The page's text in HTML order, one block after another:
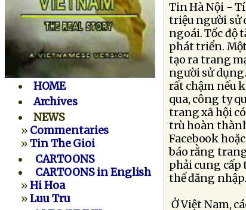
HOME
Archives
NEWS
» Commentaries
»Tin The Gioi
CARTOONS
CARTOONS in English
»Hi Hoa
»Luu Tru
Tin Hà Nội -
triệu người sử
ngoái. Tốc độ
phát triển.
tạo ra trang
người sử
rất chậm nếu
qua, công ty
trang xã hội
trù hoàn
Facebook
báo rằng
phải cung cấp
thể đăng nhập.
Ở Việt Nam,